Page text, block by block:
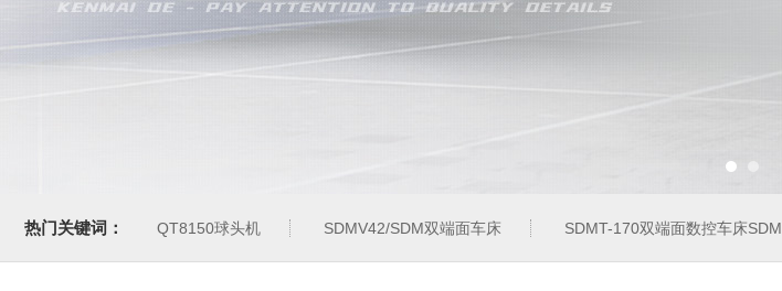
热门关键词： QT8150球头机 SDMV42/SDM双端面车床 SDMT-170双端面数控车床SDM